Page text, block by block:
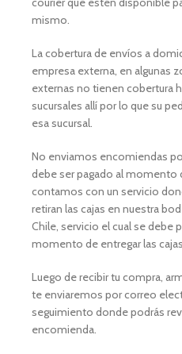
mismo.
La cobertura de envíos a
empresa externa, en algunas
externas no tienen cobertura
sucursales allí por lo que su
esa sucursal.
No enviamos encomiendas
debe ser pagado al momento
contamos con un servicio
retiran las cajas en nuestra
Chile, servicio el cual se debe
momento de entregar las
Luego de recibir tu compra,
te enviaremos por correo
seguimiento donde podrás
encomienda.